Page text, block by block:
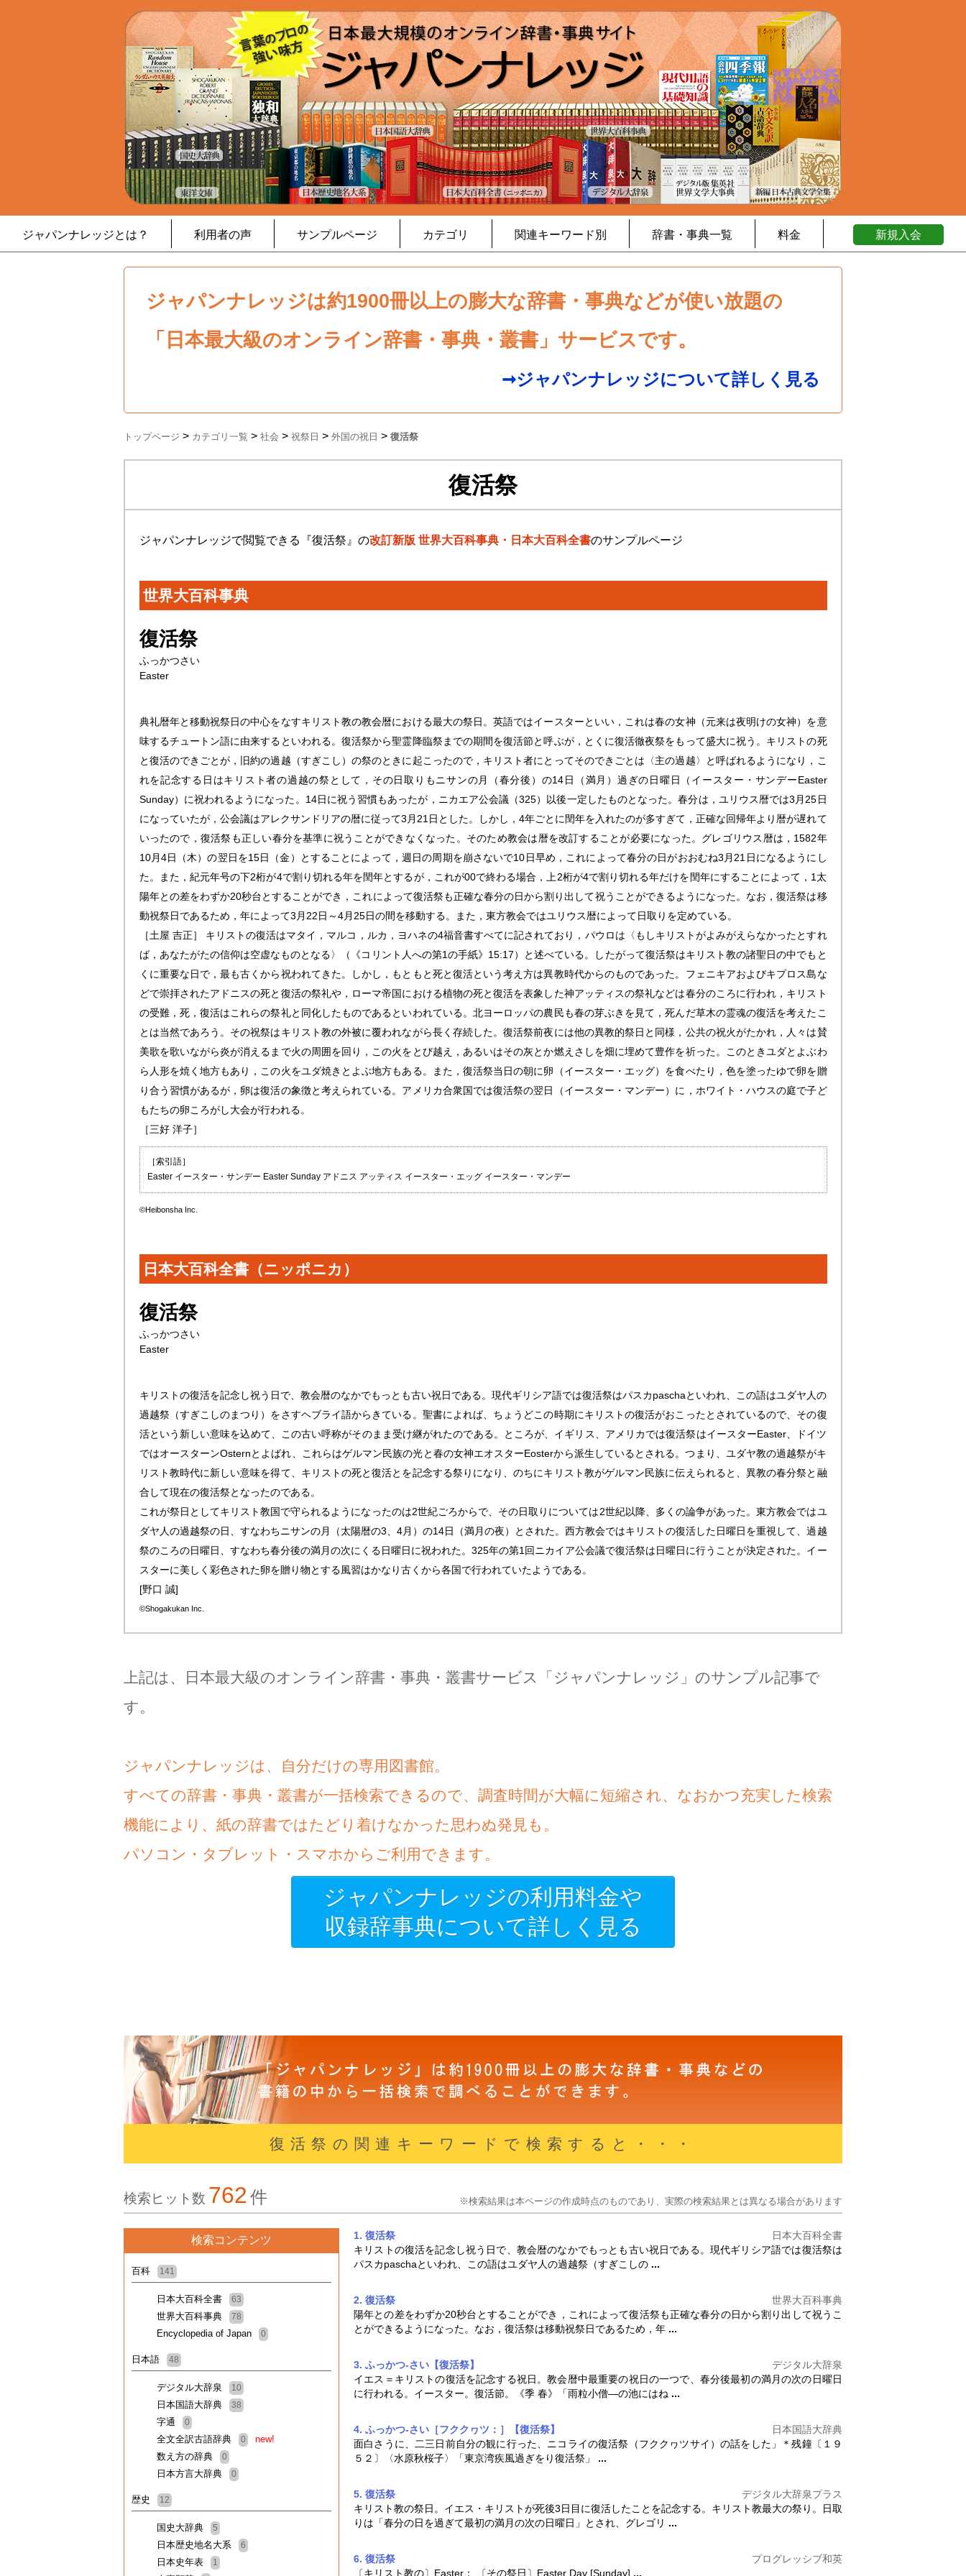
ジャパンナレッジとは？ 利用者の声 サンプルページ カテゴリ 関連キーワード別 辞書・事典一覧 料金 新規入会
ジャパンナレッジは約1900冊以上の膨大な辞書・事典などが使い放題の
「日本最大級のオンライン辞書・事典・叢書」サービスです。
➞ジャパンナレッジについて詳しく見る
トップページ > カテゴリ一覧 > 社会 > 祝祭日 > 外国の祝日 > 復活祭
復活祭
ジャパンナレッジで閲覧できる『復活祭』の改訂新版 世界大百科事典・日本大百科全書のサンプルページ
世界大百科事典
復活祭
ふっかつさい
Easter
典礼暦年と移動祝祭日の中心をなすキリスト教の教会暦における最大の祭日。英語ではイースターといい，これは春の女神（元来は夜明けの女神）を意
味するチュートン語に由来するといわれる。復活祭から聖霊降臨祭までの期間を復活節と呼ぶが，とくに復活徹夜祭をもって盛大に祝う。キリストの死
と復活のできごとが，旧約の過越（すぎこし）の祭のときに起こったので，キリスト者にとってそのできごとは〈主の過越〉と呼ばれるようになり，こ
れを記念する日はキリスト者の過越の祭として，その日取りもニサンの月（春分後）の14日（満月）過ぎの日曜日（イースター・サンデーEaster
Sunday）に祝われるようになった。14日に祝う習慣もあったが，ニカエア公会議（325）以後一定したものとなった。春分は，ユリウス暦では3月25日
になっていたが，公会議はアレクサンドリアの暦に従って3月21日とした。しかし，4年ごとに閏年を入れたのが多すぎて，正確な回帰年より暦が遅れて
いったので，復活祭も正しい春分を基準に祝うことができなくなった。そのため教会は暦を改訂することが必要になった。グレゴリウス暦は，1582年
10月4日（木）の翌日を15日（金）とすることによって，週日の周期を崩さないで10日早め，これによって春分の日がおおむね3月21日になるようにし
た。また，紀元年号の下2桁が4で割り切れる年を閏年とするが，これが00で終わる場合，上2桁が4で割り切れる年だけを閏年にすることによって，1太
陽年との差をわずか20秒台とすることができ，これによって復活祭も正確な春分の日から割り出して祝うことができるようになった。なお，復活祭は移
動祝祭日であるため，年によって3月22日～4月25日の間を移動する。また，東方教会ではユリウス暦によって日取りを定めている。
［土屋 吉正］
キリストの復活はマタイ，マルコ，ルカ，ヨハネの4福音書すべてに記されており，パウロは〈もしキリストがよみがえらなかったとすれ
ば，あなたがたの信仰は空虚なものとなる〉（《コリント人への第1の手紙》15:17）と述べている。したがって復活祭はキリスト教の諸聖日の中でもと
くに重要な日で，最も古くから祝われてきた。しかし，もともと死と復活という考え方は異教時代からのものであった。フェニキアおよびキプロス島な
どで崇拝されたアドニスの死と復活の祭礼や，ローマ帝国における植物の死と復活を表象した神アッティスの祭礼などは春分のころに行われ，キリスト
の受難，死，復活はこれらの祭礼と同化したものであるといわれている。北ヨーロッパの農民も春の芽ぶきを見て，死んだ草木の霊魂の復活を考えたこ
とは当然であろう。その祝祭はキリスト教の外被に覆われながら長く存続した。復活祭前夜には他の異教的祭日と同様，公共の祝火がたかれ，人々は賛
美歌を歌いながら炎が消えるまで火の周囲を回り，この火をとび越え，あるいはその灰とか燃えさしを畑に埋めて豊作を祈った。このときユダとよぶわ
ら人形を焼く地方もあり，この火をユダ焼きとよぶ地方もある。また，復活祭当日の朝に卵（イースター・エッグ）を食べたり，色を塗ったゆで卵を贈
り合う習慣があるが，卵は復活の象徴と考えられている。アメリカ合衆国では復活祭の翌日（イースター・マンデー）に，ホワイト・ハウスの庭で子ど
もたちの卵ころがし大会が行われる。
［三好 洋子］
［索引語］
Easter イースター・サンデー Easter Sunday アドニス アッティス イースター・エッグ イースター・マンデー
©Heibonsha Inc.
日本大百科全書（ニッポニカ）
復活祭
ふっかつさい
Easter
キリストの復活を記念し祝う日で、教会暦のなかでもっとも古い祝日である。現代ギリシア語では復活祭はパスカpaschaといわれ、この語はユダヤ人の
過越祭（すぎこしのまつり）をさすヘブライ語からきている。聖書によれば、ちょうどこの時期にキリストの復活がおこったとされているので、その復
活という新しい意味を込めて、この古い呼称がそのまま受け継がれたのである。ところが、イギリス、アメリカでは復活祭はイースターEaster、ドイツ
ではオースターンOsternとよばれ、これらはゲルマン民族の光と春の女神エオスターEosterから派生しているとされる。つまり、ユダヤ教の過越祭がキ
リスト教時代に新しい意味を得て、キリストの死と復活とを記念する祭りになり、のちにキリスト教がゲルマン民族に伝えられると、異教の春分祭と融
合して現在の復活祭となったのである。
これが祭日としてキリスト教国で守られるようになったのは2世紀ごろからで、その日取りについては2世紀以降、多くの論争があった。東方教会ではユ
ダヤ人の過越祭の日、すなわちニサンの月（太陽暦の3、4月）の14日（満月の夜）とされた。西方教会ではキリストの復活した日曜日を重視して、過越
祭のころの日曜日、すなわち春分後の満月の次にくる日曜日に祝われた。325年の第1回ニカイア公会議で復活祭は日曜日に行うことが決定された。イー
スターに美しく彩色された卵を贈り物とする風習はかなり古くから各国で行われていたようである。
[野口 誠]
©Shogakukan Inc.
上記は、日本最大級のオンライン辞書・事典・叢書サービス「ジャパンナレッジ」のサンプル記事で
す。
ジャパンナレッジは、自分だけの専用図書館。
すべての辞書・事典・叢書が一括検索できるので、調査時間が大幅に短縮され、なおかつ充実した検索
機能により、紙の辞書ではたどり着けなかった思わぬ発見も。
パソコン・タブレット・スマホからご利用できます。
ジャパンナレッジの利用料金や
収録辞事典について詳しく見る
復活祭の関連キーワードで検索すると・・・
検索ヒット数 762件 ※検索結果は本ページの作成時点のものであり、実際の検索結果とは異なる場合があります
検索コンテンツ
百科 141
日本大百科全書 63
世界大百科事典 78
Encyclopedia of Japan 0
日本語 48
デジタル大辞泉 10
日本国語大辞典 38
字通 0
全文全訳古語辞典 0
new!
数え方の辞典
0
日本方言大辞典 0
歴史 12
国史大辞典 5
日本歴史地名大系 6
日本史年表 1
1. 復活祭
日本大百科全書
キリストの復活を記念し祝う日で、教会暦のなかでもっとも古い祝日である。現代ギリシア語では復活祭は
パスカpaschaといわれ、この語はユダヤ人の過越祭（すぎこしの ...
2. 復活祭
世界大百科事典
陽年との差をわずか20秒台とすることができ，これによって復活祭も正確な春分の日から割り出して祝うこ
とができるようになった。なお， 復活祭は移動祝祭日であるため，年 ...
3. ふっかつ‐さい【復活祭】
デジタル大辞泉
イエス＝キリストの復活を記念する祝日。教会暦中最重要の祝日の一つで、春分後最初の満月の次の日曜日
に行われる。イースター。復活節。《季 春》「雨粒小僧―の池にはね ...
4. ふっかつ‐さい［フククヮツ：］【復活祭】
日本国語大辞典
面白さうに、二三日前自分の観に行った、ニコライの復活祭 （フククヮツサイ）の話をした」＊残鐘〔１９
５２〕〈水原秋桜子〉「東京湾疾風過ぎをり復活祭 」 ...
5. 復活祭
デジタル大辞泉プラス
キリスト教の祭日。イエス・キリストが死後3日目に復活したことを記念する。キリスト教最大の祭り。日取
りは「春分の日を過ぎて最初の満月の次の日曜日」とされ、グレゴリ ...
6. 復活祭
プログレッシブ和英
〔キリスト教の〕Easter； 〔その祭日〕Easter Day [Sunday] ...